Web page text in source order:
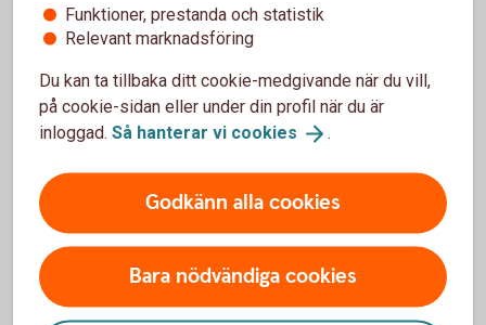
och testa funktioner utan att skicka pengar.
Swish med QR-kod – läsmer
Ligg steget före bedragarna
Kolla in vår webbsida om bedrägerier och lär dig
Funktioner, prestanda och statistik
Relevant marknadsföring
Du kan ta tillbaka ditt cookie-medgivande när du vill,
på cookie-sidan eller under din profil när du är
inloggad. Så hanterar vi cookies .
Godkänn alla cookies
Bara nödvändiga cookies